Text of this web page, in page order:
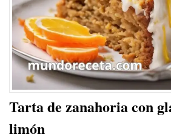
Tarta de zanahoria con
limón